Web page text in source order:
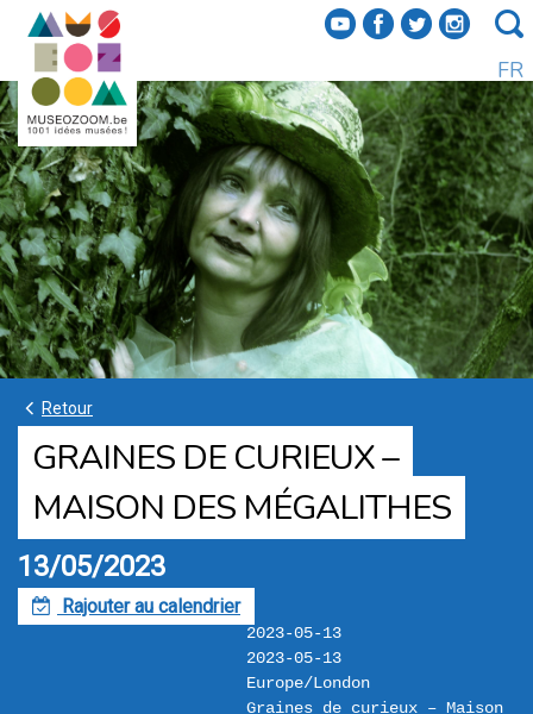
f a b e
FR
k Retour
GRAINES DE CURIEUX –
MAISON DES MÉGALITHES
13/05/2023
F Rajouter au calendrier
2023-05-13
2023-05-13
Europe/London
Graines de curieux – Maison